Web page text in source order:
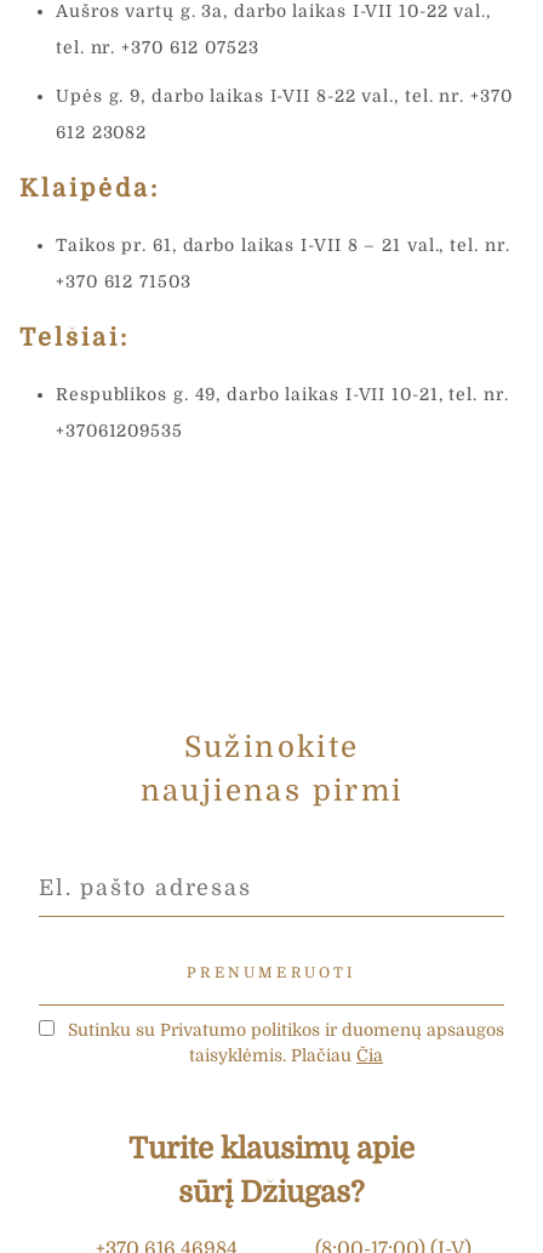
Aušros vartų g. 3a, darbo laikas I-VII 10-22 val.,
tel. nr. +370 612 07523
Upės g. 9, darbo laikas I-VII 8-22 val., tel. nr. +370
612 23082
Klaipėda:
Taikos pr. 61, darbo laikas I-VII 8 – 21 val., tel. nr.
+370 612 71503
Telšiai:
Respublikos g. 49, darbo laikas I-VII 10-21, tel. nr.
+37061209535
Sužinokite
naujienas pirmi
Sutinku su Privatumo politikos ir duomenų apsaugos
taisyklėmis. Plačiau Čia
Turite klausimų apie
sūrį Džiugas?